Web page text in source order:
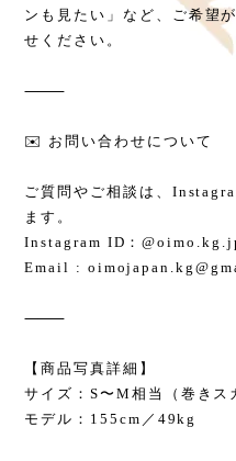
ンも見たい」など、ご希望
せください。
⸻
✉️ お問い合わせについて
ご質問やご相談は、
ます。
Instagram ID：
Email :
⸻
【商品写真詳細】
サイズ：S〜M相当（巻きス
モデル：155cm／49kg